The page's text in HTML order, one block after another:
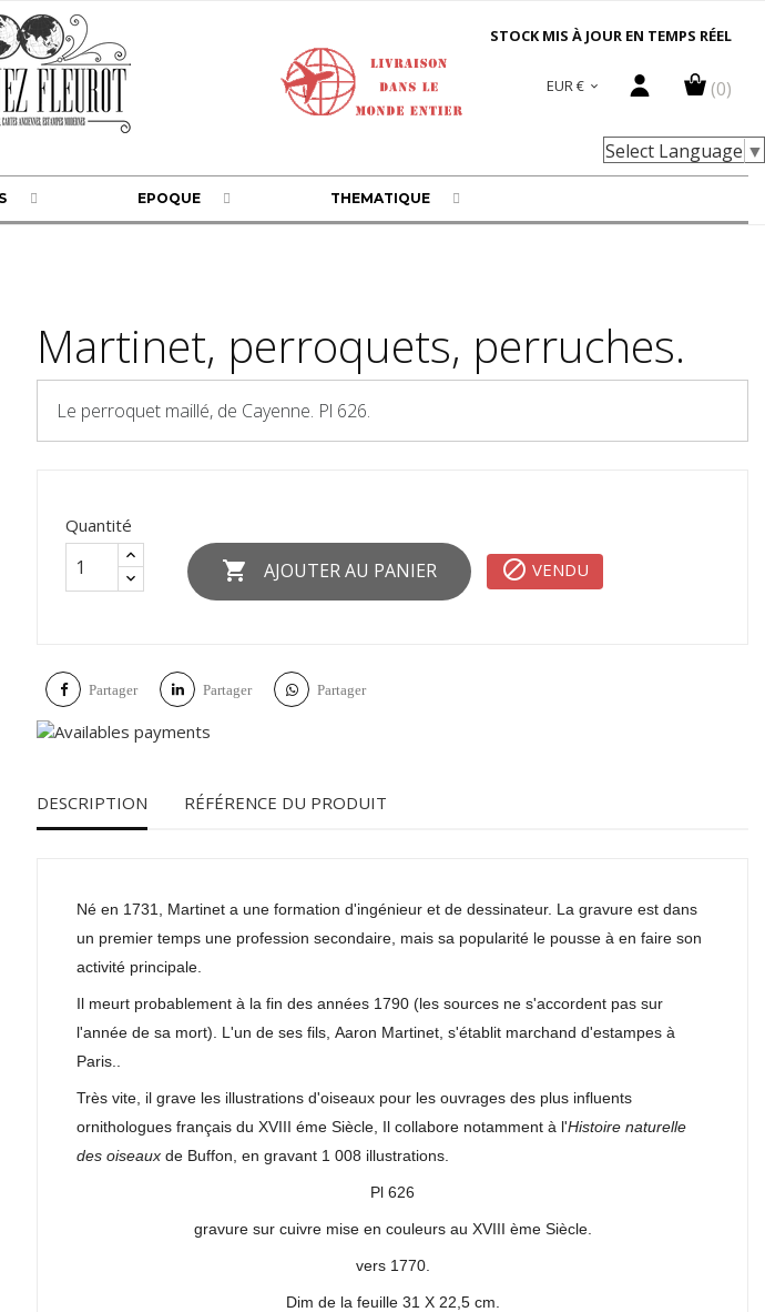
STOCK MIS À JOUR EN TEMPS RÉEL
(0)
EUR € 
Select Language ▼
EPOQUE THEMATIQUE
Martinet, perroquets, perruches.
Le perroquet maillé, de Cayenne. Pl 626.
Quantité
 AJOUTER AU PANIER  VENDU
Partager Partager Partager
DESCRIPTION RÉFÉRENCE DU PRODUIT
Né en 1731, Martinet a une formation d'ingénieur et de dessinateur. La gravure est dans
un premier temps une profession secondaire, mais sa popularité le pousse à en faire son
activité principale.
Il meurt probablement à la fin des années 1790 (les sources ne s'accordent pas sur
l'année de sa mort). L'un de ses fils, Aaron Martinet, s'établit marchand d'estampes à
Paris..
Très vite, il grave les illustrations d'oiseaux pour les ouvrages des plus influents
ornithologues français du XVIII éme Siècle, Il collabore notamment à l'Histoire naturelle
des oiseaux de Buffon, en gravant 1 008 illustrations.
Pl 626
gravure sur cuivre mise en couleurs au XVIII ème Siècle.
vers 1770.
Dim de la feuille 31 X 22,5 cm.